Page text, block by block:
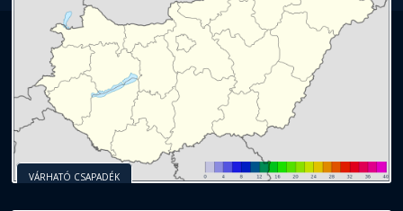
VÁRHATÓ CSAPADÉK